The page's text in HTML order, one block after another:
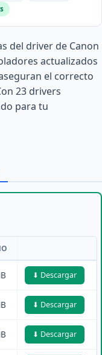
del driver de Canon
actualizados
el correcto
23 drivers
para tu
⬇ Descargar
⬇ Descargar
⬇ Descargar